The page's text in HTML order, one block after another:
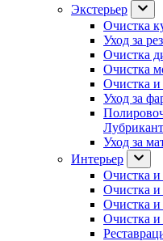
Экстерьер
Очистка
Уход за
Очистка
Очистка
Очистка и
Уход за
Уход за
Интерьер
Очистка и
Очистка и
Очистка и
Очистка и